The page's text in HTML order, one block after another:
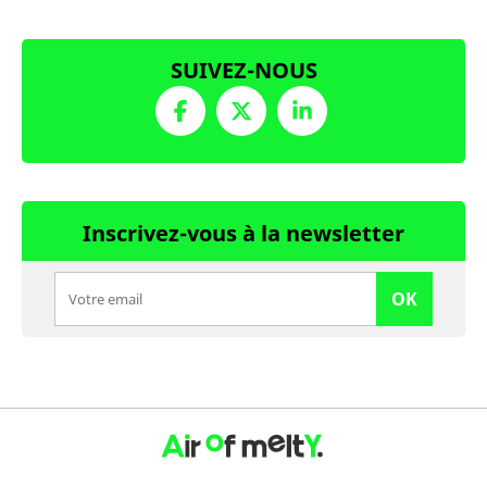
SUIVEZ-NOUS
Inscrivez-vous à la newsletter
OK